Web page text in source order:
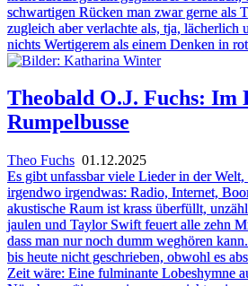
schwartigen Rücken man zwar gerne als
zugleich aber verlachte als, tja, lächerlich
nichts Wertigerem als einem Denken in
Theobald O.J. Fuchs: Im
Rumpelbusse
Theo Fuchs 01.12.2025
Es gibt unfassbar viele Lieder in der Welt,
irgendwo irgendwas: Radio, Internet,
akustische Raum ist krass überfüllt,
jaulen und Taylor Swift feuert alle zehn
dass man nur noch dumm weghören
bis heute nicht geschrieben, obwohl es
Zeit wäre: Eine fulminante Lobeshymne